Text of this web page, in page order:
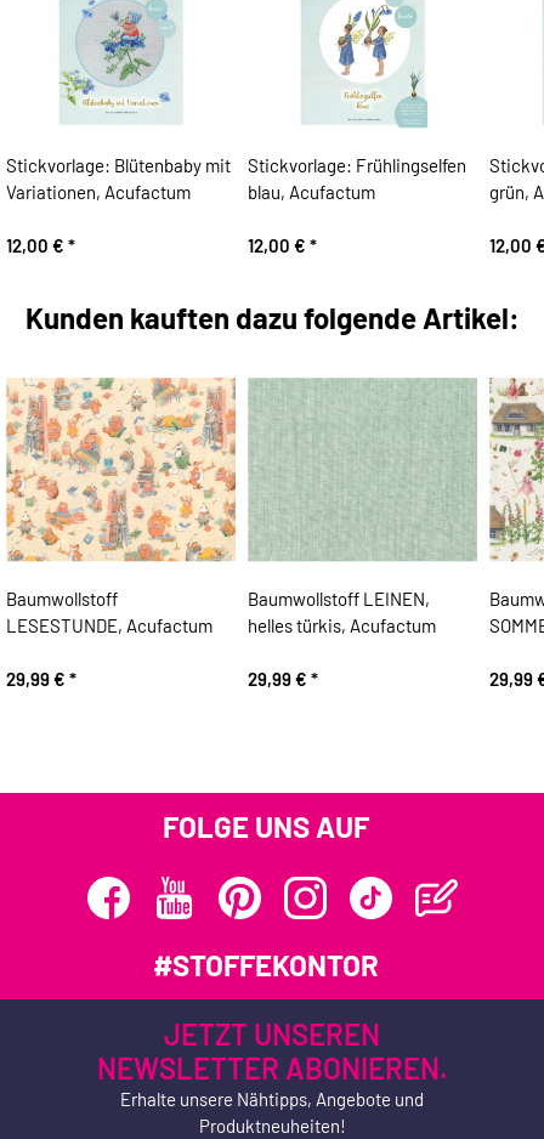
Stickvorlage: Blütenbaby mit
Variationen, Acufactum
12,00 € *
Stickvorlage: Frühlingselfen
blau, Acufactum
12,00 € *
grün,
12,00
Kunden kauften dazu folgende Artikel:
Baumwollstoff
LESESTUNDE, Acufactum
29,99 € *
Baumwollstoff LEINEN,
helles türkis, Acufactum
29,99 € * 29,99
FOLGE UNS AUF
#STOFFEKONTOR
JETZT UNSEREN
NEWSLETTER ABONIEREN.
Erhalte unsere Nähtipps, Angebote und
Produktneuheiten!